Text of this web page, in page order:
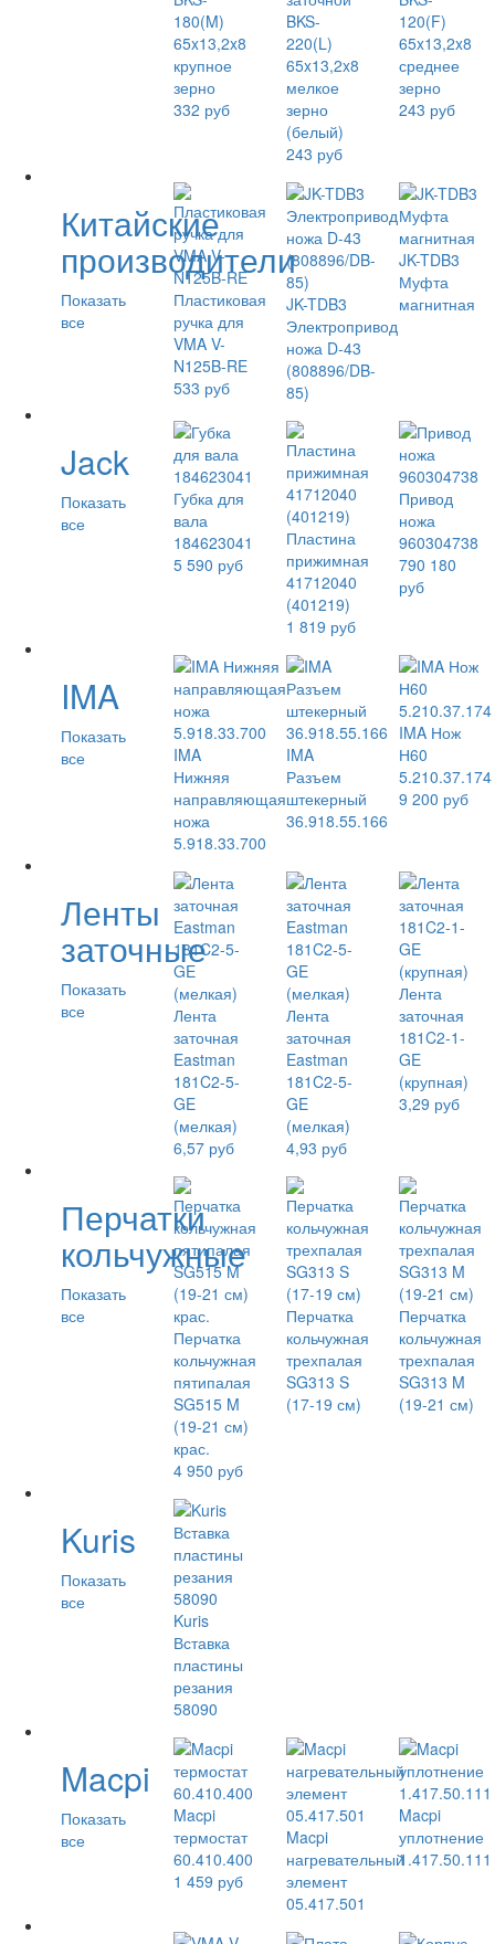
180(M)
65x13,2x8
крупное
зерно
332 руб
BKS-
220(L)
65x13,2x8
мелкое
зерно
(белый)
243 руб
120(F)
65x13,2x8
среднее
зерно
243 руб
Китайские
производители
Показать
все
Пластиковая
ручка для
VMA V-
N125B-RE
533 руб
JK-TDB3
Электропривод
ножа D-43
(808896/DB-
85)
JK-TDB3
Муфта
магнитная
Jack
Показать
все
Губка для
вала
184623041
5 590 руб
Пластина
прижимная
41712040
(401219)
1 819 руб
Привод
ножа
960304738
790 180
руб
IMA
Показать
все
IMA
Нижняя
направляющая
ножа
5.918.33.700
IMA
Разъем
штекерный
36.918.55.166
IMA Нож
Н60
5.210.37.174
9 200 руб
Ленты
заточные
Показать
все
Лента
заточная
Eastman
181C2-5-
GE
(мелкая)
6,57 руб
Лента
заточная
Eastman
181C2-5-
GE
(мелкая)
4,93 руб
Лента
заточная
181C2-1-
GE
(крупная)
3,29 руб
Перчатки
кольчужные
Показать
все
Перчатка
кольчужная
пятипалая
SG515 M
(19-21 см)
крас.
4 950 руб
Перчатка
кольчужная
трехпалая
SG313 S
(17-19 см)
Перчатка
кольчужная
трехпалая
SG313 M
(19-21 см)
Kuris
Показать
все
Kuris
Вставка
пластины
резания
58090
Macpi
Показать
все
Macpi
термостат
60.410.400
1 459 руб
Macpi
нагревательный
элемент
05.417.501
Macpi
уплотнение
1.417.50.111